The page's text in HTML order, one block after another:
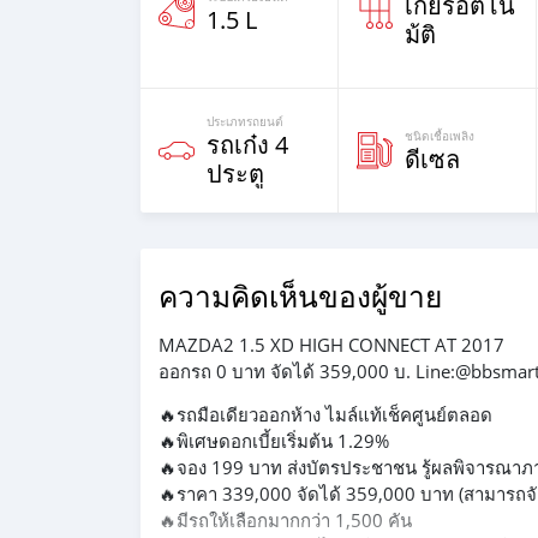
1.5 L
ม้ติ
ประเภทรถยนต์
รถเก๋ง 4
ประตู
ชนิดเชื้อเพลิง
ดีเซล
ความคิดเห็นของผู้ขาย
MAZDA2 1.5 XD HIGH CONNECT AT 2017
ออกรถ 0 บาท จัดได้ 359,000 บ.
🔥รถมือเดียวออกห้าง ไมล์แท้เช็คศูนย์ตลอด
🔥พิเศษดอกเบี้ยเริ่มต้น 1.29%
🔥จอง 199 บาท ส่งบัตรประชาชน รู้ผลพิจารณา
🔥ราคา 339,000 จัดได้ 359,000 บาท (สามารถจั
🔥มีรถให้เลือกมากกว่า 1,500 คัน